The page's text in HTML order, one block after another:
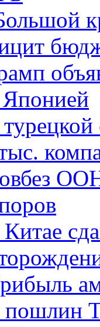
Японией
пошлин